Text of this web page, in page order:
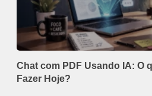
Chat com PDF Usando IA: O
Fazer Hoje?